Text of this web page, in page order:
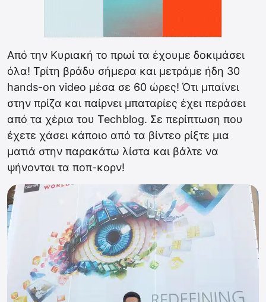
Από την Κυριακή το πρωί τα έχουμε δοκιμάσει
όλα! Τρίτη βράδυ σήμερα και μετράμε ήδη 30
hands-on video μέσα σε 60 ώρες! Ότι μπαίνει
στην πρίζα και παίρνει μπαταρίες έχει περάσει
από τα χέρια του Techblog. Σε περίπτωση που
έχετε χάσει κάποιο από τα βίντεο ρίξτε μια
ματιά στην παρακάτω λίστα και βάλτε να
ψήνονται τα ποπ-κορν!